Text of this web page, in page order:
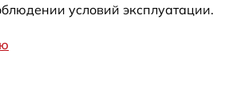
условий эксплуатации.